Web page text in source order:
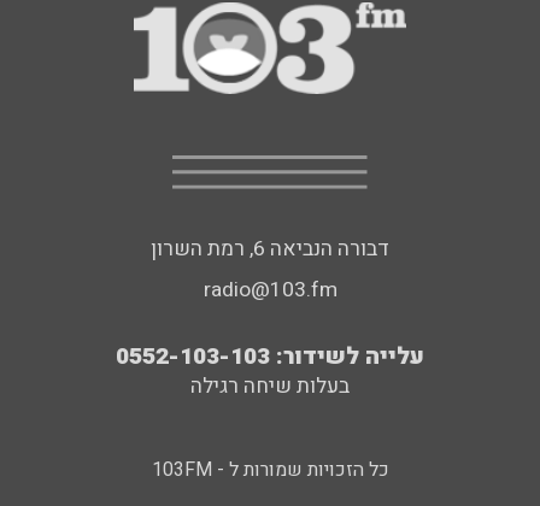
דבורה הנביאה 6, רמת השרון
radio@103.fm
עלייה לשידור: 0552-103-103
בעלות שיחה רגילה
כל הזכויות שמורות ל - 103FM